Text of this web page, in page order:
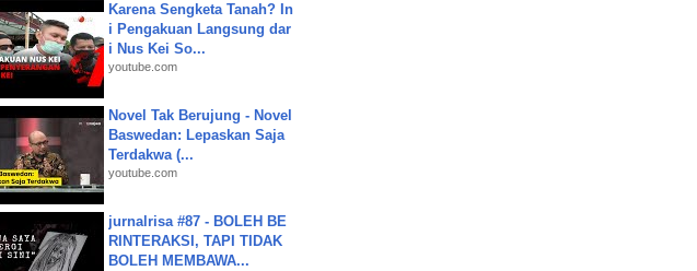
Karena Sengketa Tanah? In
i Pengakuan Langsung dar
i Nus Kei So...
youtube.com
Novel Tak Berujung - Novel
Baswedan: Lepaskan Saja
Terdakwa (...
youtube.com
jurnalrisa #87 - BOLEH BE
RINTERAKSI, TAPI TIDAK
BOLEH MEMBAWA...